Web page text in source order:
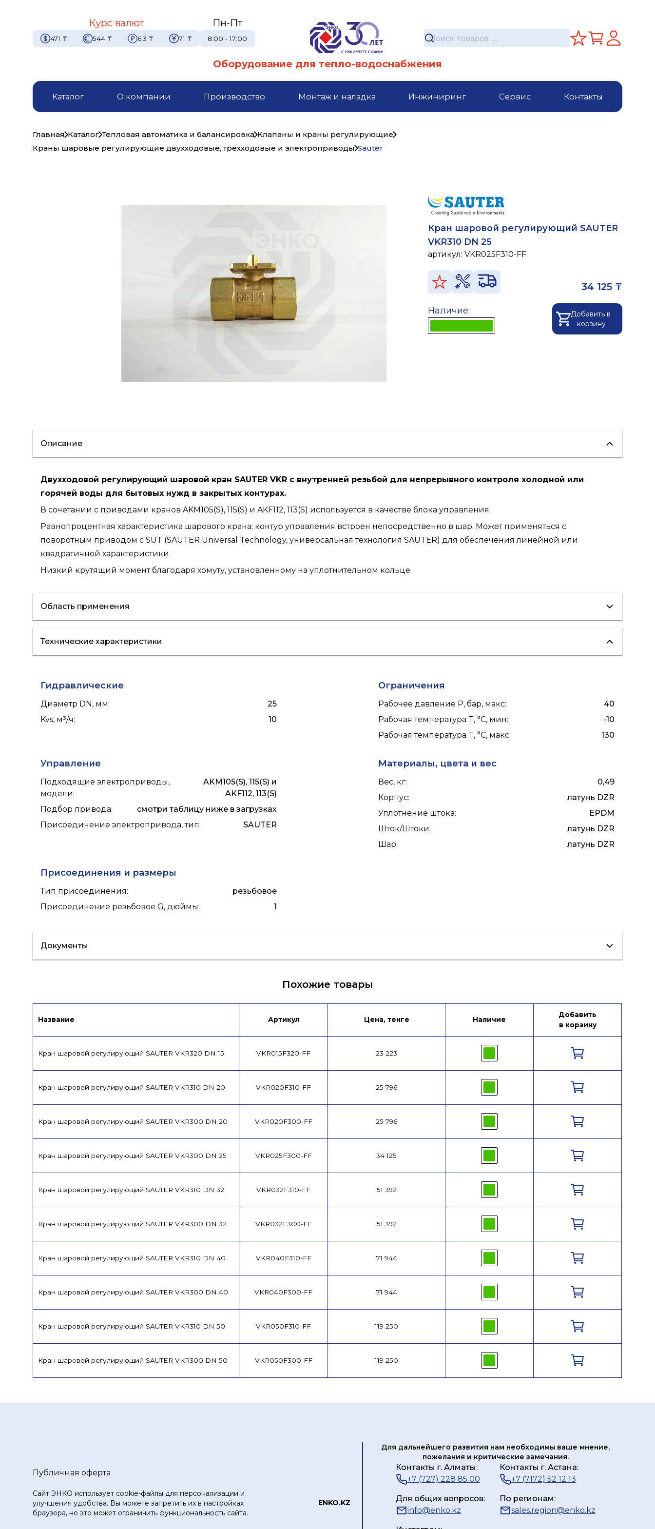
Курс валют
471 ₸ 544 ₸ 6.3 ₸ 71 ₸
Пн-Пт
8:00 - 17:00
Оборудование для тепло-водоснабжения
Каталог О компании Производство Монтаж и наладка Инжиниринг Сервис Контакты
Главная Каталог Тепловая автоматика и балансировка Клапаны и краны регулирующие
Краны шаровые регулирующие двухходовые, трехходовые и электроприводы Sauter
Кран шаровой регулирующий SAUTER
VKR310 DN 25
артикул: VKR025F310-FF
34 125 ₸
Наличие:
Добавить в
корзину
Описание
Двухходовой регулирующий шаровой кран SAUTER VKR с внутренней резьбой для непрерывного контроля холодной или
горячей воды для бытовых нужд в закрытых контурах.
В сочетании с приводами кранов AKM105(S), 115(S) и AKF112, 113(S) используется в качестве блока управления.
Равнопроцентная характеристика шарового крана; контур управления встроен непосредственно в шар. Может применяться с
поворотным приводом с SUT (SAUTER Universal Technology, универсальная технология SAUTER) для обеспечения линейной или
квадратичной характеристики.
Низкий крутящий момент благодаря хомуту, установленному на уплотнительном кольце.
Область применения
отопление холодоснабжение
Технические характеристики
Гидравлические
Диаметр DN, мм:
25
Kvs, м³/ч: 10
Ограничения
Рабочее давление P, бар, макс:
40
Рабочая температура T, °C, мин:
-10
Рабочая температура T, °C, макс: 130
Управление
Подходящие электроприводы,
модели:
AKM105(S), 115(S) и
AKF112, 113(S)
Подбор привода:
смотри таблицу ниже в загрузках
Присоединение электропривода, тип: SAUTER
Материалы, цвета и вес
Вес, кг:
0,49
Корпус:
латунь DZR
Уплотнение штока:
EPDM
Шток/Штоки:
латунь DZR
Шар: латунь DZR
Присоединения и размеры
Тип присоединения:
резьбовое
Присоединение резьбовое G, дюймы: 1
Документы
Похожие товары
Название Артикул Цена, тенге Наличие
Добавить
в корзину
Кран шаровой регулирующий SAUTER VKR320 DN 15 VKR015F320-FF 23 223
Кран шаровой регулирующий SAUTER VKR310 DN 20 VKR020F310-FF 25 796
Кран шаровой регулирующий SAUTER VKR300 DN 20 VKR020F300-FF 25 796
Кран шаровой регулирующий SAUTER VKR300 DN 25 VKR025F300-FF 34 125
Кран шаровой регулирующий SAUTER VKR310 DN 32 VKR032F310-FF 51 392
Кран шаровой регулирующий SAUTER VKR300 DN 32 VKR032F300-FF 51 392
Кран шаровой регулирующий SAUTER VKR310 DN 40 VKR040F310-FF 71 944
Кран шаровой регулирующий SAUTER VKR300 DN 40 VKR040F300-FF 71 944
Кран шаровой регулирующий SAUTER VKR310 DN 50 VKR050F310-FF 119 250
Кран шаровой регулирующий SAUTER VKR300 DN 50 VKR050F300-FF 119 250
Публичная оферта
Сайт ЭНКО использует cookie-файлы для персонализации и
улучшения удобства. Вы можете запретить их в настройках
браузера, но это может ограничить функциональность сайта.
ЕNKO.KZ
Для дальнейшего развития нам необходимы ваше мнение,
пожелания и критические замечания.
Контакты г. Алматы:
+7 (727) 228 85 00
Контакты г. Астана:
+7 (7172) 52 12 13
Для общих вопросов:
info@enko.kz
По регионам:
sales.region@enko.kz